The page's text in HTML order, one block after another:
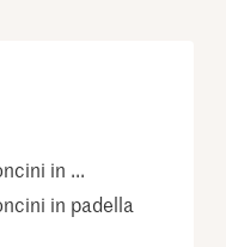
in ...
in padella